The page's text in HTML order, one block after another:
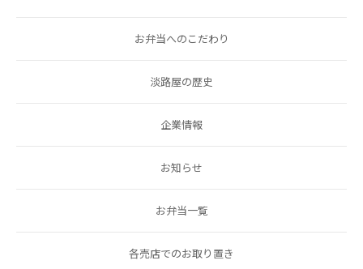
お弁当へのこだわり
淡路屋の歴史
企業情報
お知らせ
お弁当一覧
各売店でのお取り置き